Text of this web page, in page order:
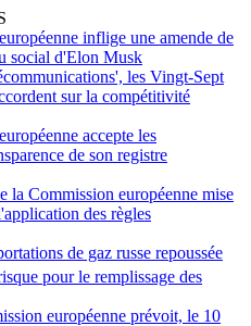
inflige une amende de
social d'Elon Musk
les Vingt-Sept
sur la compétitivité
accepte les
de son registre
la Commission européenne mise
des règles
de gaz russe repoussée
pour le remplissage des
européenne prévoit, le 10